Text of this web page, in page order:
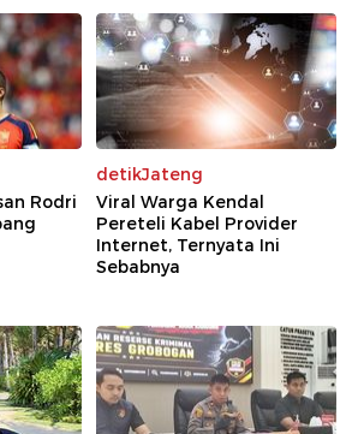
Rodri
detikJateng
Viral Warga Kendal
Pereteli Kabel Provider
Internet, Ternyata Ini
Sebabnya